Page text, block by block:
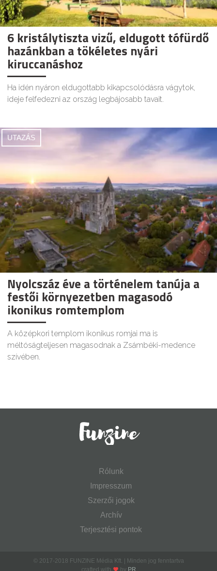
6 kristálytiszta vizű, eldugott tófürdő
hazánkban a tökéletes nyári
kiruccanáshoz
Ha idén nyáron eldugottabb kikapcsolódásra vágytok,
ideje felfedezni az ország legbájosabb tavait.
UTAZÁS
Nyolcszáz éve a történelem tanúja a
festői környezetben magasodó
ikonikus romtemplom
A középkori templom ikonikus romjai ma is
méltóságteljesen magasodnak a Zsámbéki-medence
szívében.
Rólunk
Impresszum
Szerzői jogok
Archív
Terjesztési pontok
© 2017-2018 FUNZINE Média Kft. | Minden jog fenntartva
crafted with
by PR